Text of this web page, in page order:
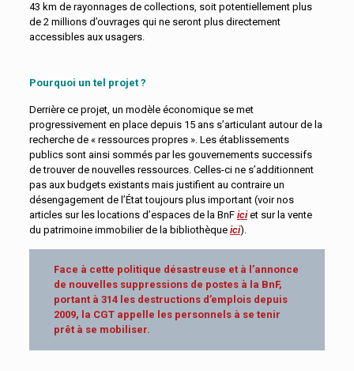
43 km de rayonnages de collections, soit potentiellement plus
de 2 millions d’ouvrages qui ne seront plus directement
accessibles aux usagers.
Pourquoi un tel projet ?
Derrière ce projet, un modèle économique se met
progressivement en place depuis 15 ans s’articulant autour de la
recherche de « ressources propres ». Les établissements
publics sont ainsi sommés par les gouvernements successifs
de trouver de nouvelles ressources. Celles-ci ne s’additionnent
pas aux budgets existants mais justifient au contraire un
désengagement de l’État toujours plus important (voir nos
articles sur les locations d’espaces de la BnF iciet sur la vente
du patrimoine immobilier de la bibliothèque ici).
Face à cette politique désastreuse et à l’annonce
de nouvelles suppressions de postes à la BnF,
portant à 314 les destructions d’emplois depuis
2009, la CGT appelle les personnels à se tenir
prêt à se mobiliser.